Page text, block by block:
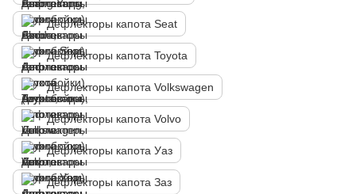
Дефлекторы капота Seat
Дефлекторы капота Toyota
Дефлекторы капота Volkswagen
Дефлекторы капота Volvo
Дефлекторы капота Уаз
Дефлекторы капота Заз